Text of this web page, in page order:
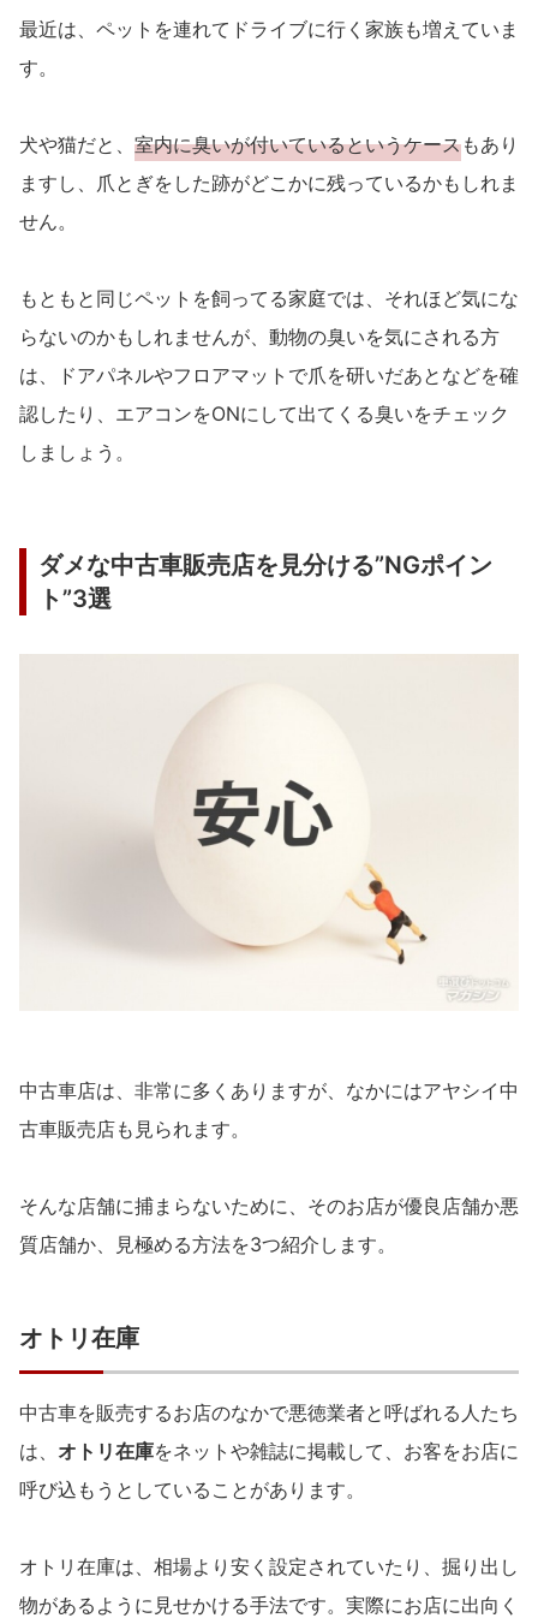
最近は、ペットを連れてドライブに行く家族も増えていま
す。
犬や猫だと、 室内に臭いが付いているというケースもあり
ますし、爪とぎをした跡がどこかに残っているかもしれま
せん。
もともと同じペットを飼ってる家庭では、それほど気にな
らないのかもしれませんが、動物の臭いを気にされる方
は、ドアパネルやフロアマットで爪を研いだあとなどを確
認したり、エアコンをONにして出てくる臭いをチェック
しましょう。
ダメな中古車販売店を見分ける”NGポイン
ト”3選
中古車店は、非常に多くありますが、なかにはアヤシイ中
古車販売店も見られます。
そんな店舗に捕まらないために、そのお店が優良店舗か悪
質店舗か、見極める方法を3つ紹介します。
オトリ在庫
中古車を販売するお店のなかで悪徳業者と呼ばれる人たち
は、 オトリ在庫をネットや雑誌に掲載して、お客をお店に
呼び込もうとしていることがあります。
オトリ在庫は、相場より安く設定されていたり、掘り出し
物があるように見せかける手法です。実際にお店に出向く